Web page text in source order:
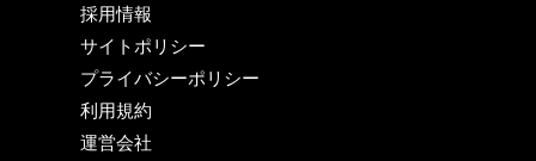
採用情報
サイトポリシー
プライバシーポリシー
利用規約
運営会社